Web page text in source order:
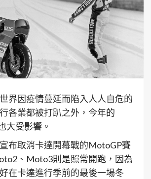
界因疫情蔓延而陷入人人自危的
各業都被打趴之外，今年的
大受影響。
布取消卡達開幕戰的MotoGP賽
、Moto3則是照常開跑，因為
在卡達進行季前的最後一場冬